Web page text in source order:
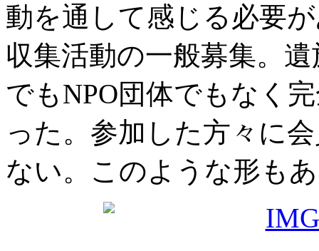
動を通して感じる必要
収集活動の一般募集。
でもNPO団体でもなく
った。参加した方々に
ない。このような形も